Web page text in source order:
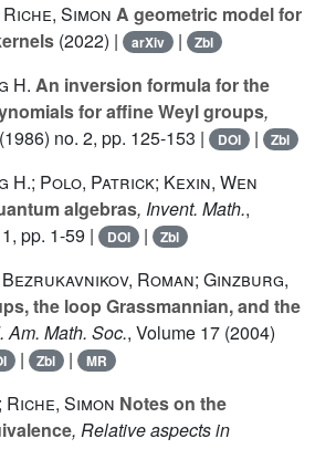
Simon A geometric model for
(2022) | arXiv | Zbl
H. An inversion formula for the
for affine Weyl groups,
(1986) no. 2, pp. 125-153 | DOI | Zbl
H.; Polo, Patrick; Kexin, Wen
algebras, Invent. Math.,
pp. 1-59 | DOI | Zbl
Roman; Ginzburg,
the loop Grassmannian, and the
Am. Math. Soc., Volume 17 (2004)
| Zbl | MR
Simon Notes on the
, Relative aspects in